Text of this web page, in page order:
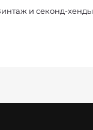
и секонд-хенды